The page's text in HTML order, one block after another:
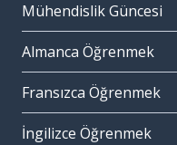
Mühendislik Güncesi
Almanca Öğrenmek
Fransızca Öğrenmek
İngilizce Öğrenmek